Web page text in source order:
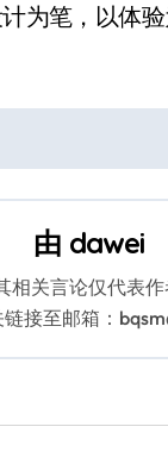
笔，以体
由 dawei
相关言论仅代表
接至邮箱：